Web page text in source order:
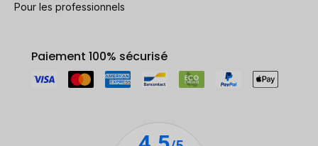
Pour les professionnels
Paiement 100% sécurisé